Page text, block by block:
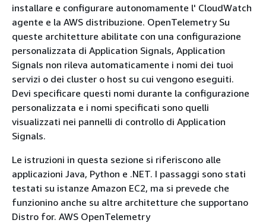
installare e configurare autonomamente l' CloudWatch
agente e la AWS distribuzione. OpenTelemetry Su
queste architetture abilitate con una configurazione
personalizzata di Application Signals, Application
Signals non rileva automaticamente i nomi dei tuoi
servizi o dei cluster o host su cui vengono eseguiti.
Devi specificare questi nomi durante la configurazione
personalizzata e i nomi specificati sono quelli
visualizzati nei pannelli di controllo di Application
Signals.
Le istruzioni in questa sezione si riferiscono alle
applicazioni Java, Python e .NET. I passaggi sono stati
testati su istanze Amazon EC2, ma si prevede che
funzionino anche su altre architetture che supportano
Distro for. AWS OpenTelemetry